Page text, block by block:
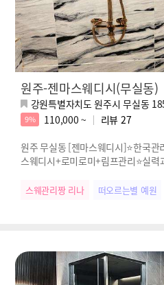
원주-젠마스웨디시(무실동)
강원특별자치도 원주시 무실동
9% 110,000 ~ 리뷰 27
원주 무실동 [젠마스웨디시]⭐한국관
스웨디시+로미로미+림프관리⭐실
스웨관리짱 리나 떠오르는별 예원